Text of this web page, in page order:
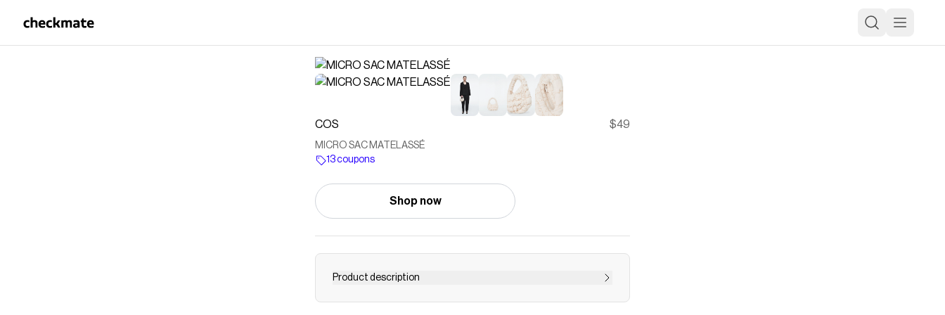
COS $49
MICRO SAC MATELASSÉ
13 coupons
Shop now
Product description
Le sac matelassé est l'un de nos modèles les plus